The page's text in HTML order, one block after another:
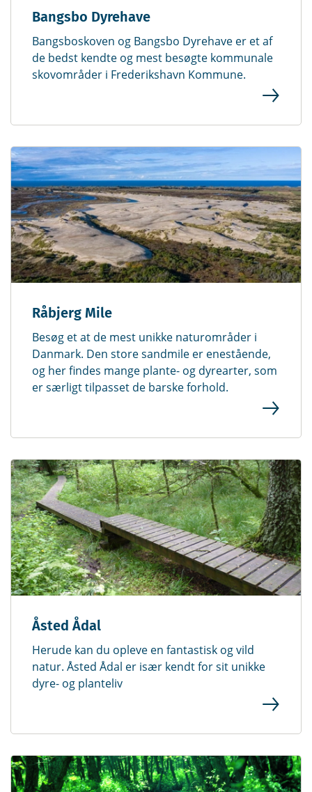
Bangsbo Dyrehave
Bangsboskoven og Bangsbo Dyrehave er et af
de bedst kendte og mest besøgte kommunale
skovområder i Frederikshavn Kommune.
Råbjerg Mile
Besøg et at de mest unikke naturområder i
Danmark. Den store sandmile er enestående,
og her findes mange plante- og dyrearter, som
er særligt tilpasset de barske forhold.
Åsted Ådal
Herude kan du opleve en fantastisk og vild
natur. Åsted Ådal er især kendt for sit unikke
dyre- og planteliv